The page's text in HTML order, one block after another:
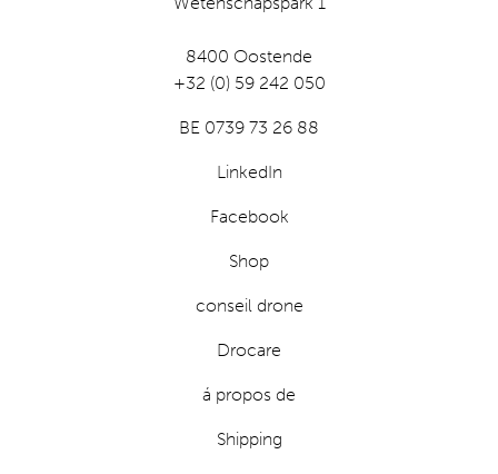
8400 Oostende
+32 (0) 59 242 050
BE 0739 73 26 88
LinkedIn
Facebook
Shop
conseil drone
Drocare
á propos de
Shipping